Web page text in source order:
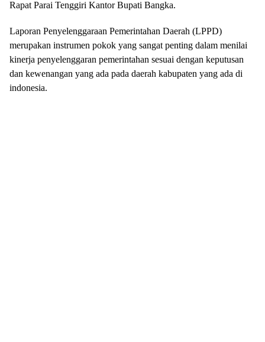
Rapat Parai Tenggiri Kantor Bupati Bangka.
Laporan Penyelenggaraan Pemerintahan Daerah (LPPD)
merupakan instrumen pokok yang sangat penting dalam menilai
kinerja penyelenggaran pemerintahan sesuai dengan keputusan
dan kewenangan yang ada pada daerah kabupaten yang ada di
indonesia.